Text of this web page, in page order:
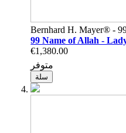
Bernhard H. Mayer® -
99 Name of Allah -
€1,380.00
متوفر
سلة